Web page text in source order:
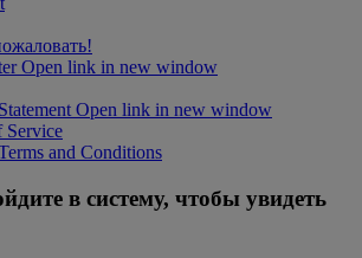
Open link in new window
Open link in new window
Service
and Conditions
в систему, чтобы увидеть